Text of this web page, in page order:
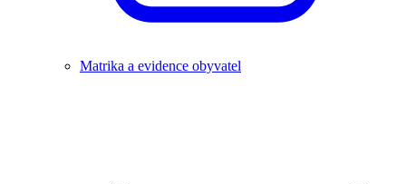
Matrika a evidence obyvatel